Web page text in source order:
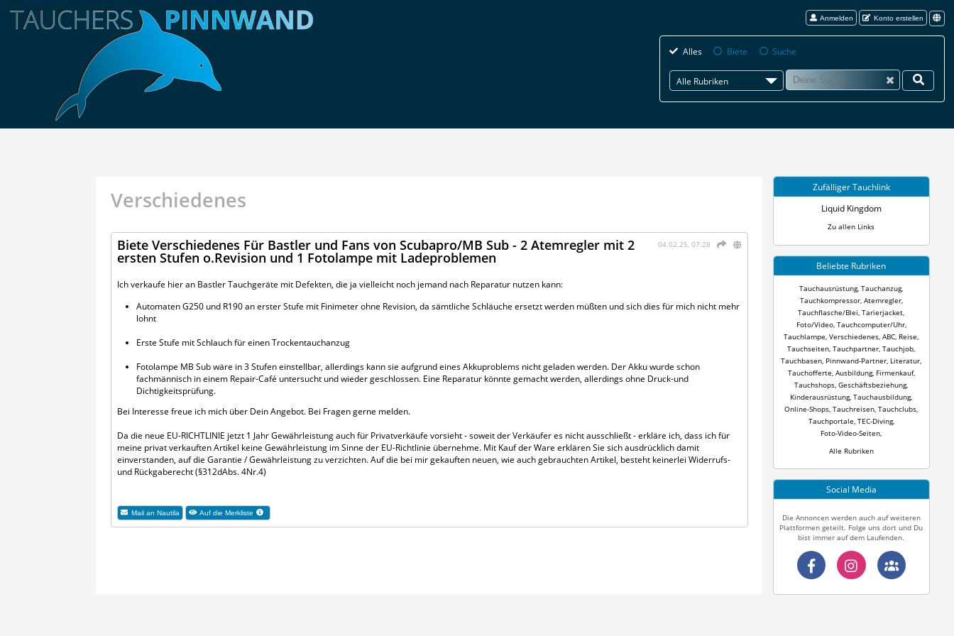
Anmelden Konto erstellen
Alles Biete Suche
Alle Rubriken
Verschiedenes
04.02.25, 07:28
Biete Verschiedenes Für Bastler und Fans von Scubapro/MB Sub - 2 Atemregler mit 2
ersten Stufen o.Revision und 1 Fotolampe mit Ladeproblemen
Ich verkaufe hier an Bastler Tauchgeräte mit Defekten, die ja vielleicht noch jemand nach Reparatur nutzen kann:
Automaten G250 und R190 an erster Stufe mit Finimeter ohne Revision, da sämtliche Schläuche ersetzt werden müßten und sich dies für mich nicht mehr
lohnt
Erste Stufe mit Schlauch für einen Trockentauchanzug
Fotolampe MB Sub wäre in 3 Stufen einstellbar, allerdings kann sie aufgrund eines Akkuproblems nicht geladen werden. Der Akku wurde schon
fachmännisch in einem Repair-Café untersucht und wieder geschlossen. Eine Reparatur könnte gemacht werden, allerdings ohne Druck-und
Dichtigkeitsprüfung.
Bei Interesse freue ich mich über Dein Angebot. Bei Fragen gerne melden.
Da die neue EU-RICHTLINIE jetzt 1 Jahr Gewährleistung auch für Privatverkäufe vorsieht - soweit der Verkäufer es nicht ausschließt - erkläre ich, dass ich für
meine privat verkauften Artikel keine Gewährleistung im Sinne der EU-Richtlinie übernehme. Mit Kauf der Ware erklären Sie sich ausdrücklich damit
einverstanden, auf die Garantie / Gewährleistung zu verzichten. Auf die bei mir gekauften neuen, wie auch gebrauchten Artikel, besteht keinerlei Widerrufs-
und Rückgaberecht (§312dAbs. 4Nr.4)
Mail an Nautila Auf die Merkliste
Zufälliger Tauchlink
Liquid Kingdom
Zu allen Links
Beliebte Rubriken
Tauchausrüstung, Tauchanzug,
Tauchkompressor, Atemregler,
Tauchflasche/Blei Tarierjacket
Foto/Video, Tauchcomputer/Uhr,
Tauchlampe Verschiedenes ABC Reise
Tauchseiten Tauchpartner Tauchjob
Tauchbasen Pinnwand-Partner Literatur
Tauchofferte Ausbildung, Firmenkauf,
Tauchshops Geschäftsbeziehung,
Kinderausrüstung, Tauchausbildung,
Online-Shops Tauchreisen Tauchclubs
Tauchportale TEC-Diving,
Foto-Video-Seiten
Alle Rubriken
Social Media
Die Annoncen werden auch auf weiteren
Plattformen geteilt. Folge uns dort und Du
bist immer auf dem Laufenden.